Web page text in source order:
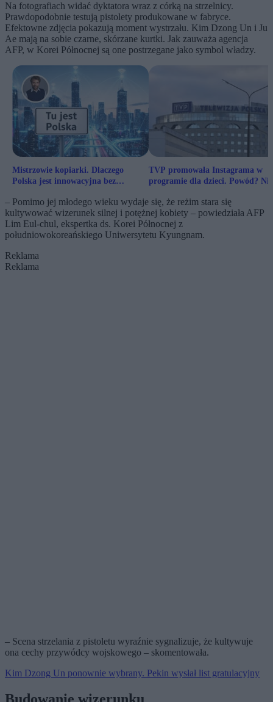
Na fotografiach widać dyktatora wraz z córką na strzelnicy.
Prawdopodobnie testują pistolety produkowane w fabryce.
Efektowne zdjęcia pokazują moment wystrzału. Kim Dzong Un i Ju
Ae mają na sobie czarne, skórzane kurtki. Jak zauważa agencja
AFP, w Korei Północnej są one postrzegane jako symbol władzy.
Mistrzowie kopiarki. Dlaczego
Polska jest innowacyjna bez
TVP promowała Instagrama w
programie dla dzieci. Powód? Nie
– Pomimo jej młodego wieku wydaje się, że reżim stara się
kultywować wizerunek silnej i potężnej kobiety – powiedziała AFP
Lim Eul-chul, ekspertka ds. Korei Północnej z
południowokoreańskiego Uniwersytetu Kyungnam.
Reklama
Reklama
– Scena strzelania z pistoletu wyraźnie sygnalizuje, że kultywuje
ona cechy przywódcy wojskowego – skomentowała.
Kim Dzong Un ponownie wybrany. Pekin wysłał list gratulacyjny